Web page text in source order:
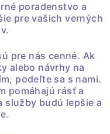
poradenstvo a
pre vašich verných
pre nás cenné. Ak
alebo návrhy na
podeľte sa s nami.
pomáhajú rásť a
služby budú lepšie a